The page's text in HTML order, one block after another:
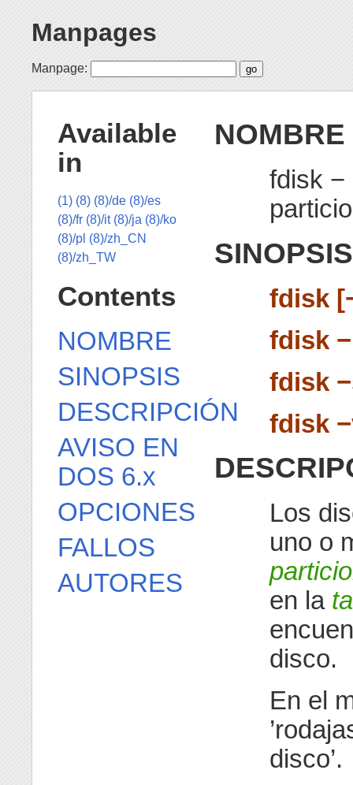
Manpages
Manpage:
NOMBRE
fdisk −
SINOPSIS
fdisk
fdisk
fdisk
fdisk
Los
uno o
en la
disco.
En el
disco’.
Available
in
(1) (8) (8)/de (8)/es
(8)/fr (8)/it (8)/ja (8)/ko
(8)/pl (8)/zh_CN
(8)/zh_TW
Contents
NOMBRE
SINOPSIS
DESCRIPCIÓN
AVISO EN
DOS 6.x
OPCIONES
FALLOS
AUTORES